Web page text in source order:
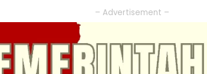
– Advertisement –